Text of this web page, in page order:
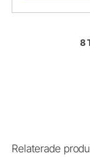
8
Relaterade